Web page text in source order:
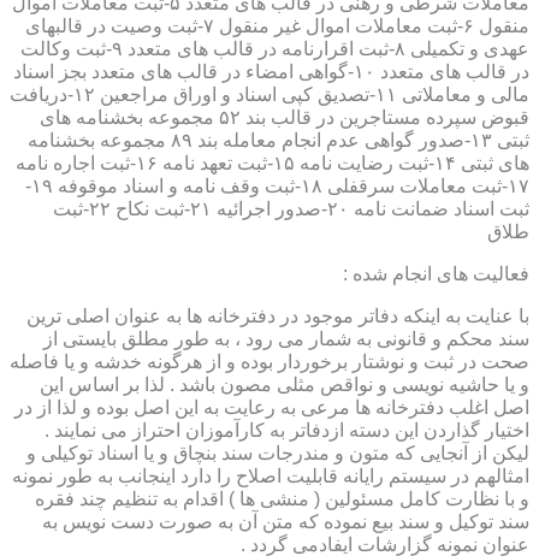
منقول ۶-ثبت معاملات اموال غیر منقول ۷-ثبت وصیت در قالبهای
عهدی و تکمیلی ۸-ثبت اقرارنامه در قالب های متعدد ۹-ثبت وکالت
در قالب های متعدد ۱۰-گواهی امضاء در قالب های متعدد بجز اسناد
مالی و معاملاتی ۱۱-تصدیق کپی اسناد و اوراق مراجعین ۱۲-دریافت
قبوض سپرده مستاجرین در قالب بند ۵۲ مجموعه بخشنامه های
ثبتی ۱۳-صدور گواهی عدم انجام معامله بند ۸۹ مجموعه بخشنامه
های ثبتی ۱۴-ثبت رضایت نامه ۱۵-ثبت تعهد نامه ۱۶-ثبت اجاره نامه
۱۷-ثبت معاملات سرقفلی ۱۸-ثبت وقف نامه و اسناد موقوفه ۱۹-
ثبت اسناد ضمانت نامه ۲۰-صدور اجرائیه ۲۱-ثبت نکاح ۲۲-ثبت
طلاق
فعالیت های انجام شده :
با عنایت به اینکه دفاتر موجود در دفترخانه ها به عنوان اصلی ترین
سند محکم و قانونی به شمار می رود ، به طور مطلق بایستی از
صحت در ثبت و نوشتار برخوردار بوده و از هرگونه خدشه و یا فاصله
و یا حاشیه نویسی و نواقص مثلی مصون باشد . لذا بر اساس این
اصل اغلب دفترخانه ها مرعی به رعایت به این اصل بوده و لذا از در
اختیار گذاردن این دسته ازدفاتر به کارآموزان احتراز می نمایند .
لیکن از آنجایی که متون و مندرجات سند بنچاق و یا اسناد توکیلی و
امثالهم در سیستم رایانه قابلیت اصلاح را دارد اینجانب به طور نمونه
و با نظارت کامل مسئولین ( منشی ها ) اقدام به تنظیم چند فقره
سند توکیل و سند بیع نموده که متن آن به صورت دست نویس به
عنوان نمونه گزارشات ایفادمی گردد .